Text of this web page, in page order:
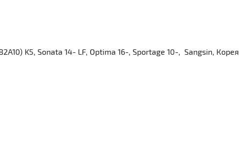
K5, Sonata 14- LF, Optima 16-, Sportage 10-, Sangsin, Корея